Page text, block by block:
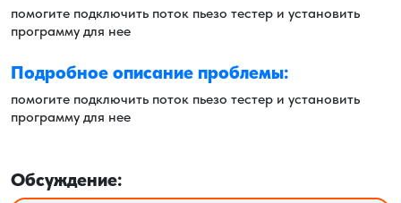
помогите подключить поток пьезо тестер и установить
программу для нее
Подробное описание проблемы:
помогите подключить поток пьезо тестер и установить
программу для нее
Обсуждение: